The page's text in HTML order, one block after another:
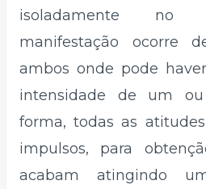
isoladamente no
manifestação ocorre
ambos onde pode
intensidade de um
forma, todas as
impulsos, para
acabam atingindo